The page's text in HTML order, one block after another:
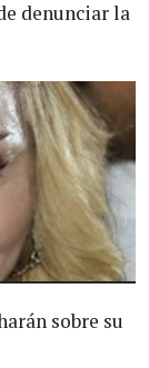
denunciar la
sobre su